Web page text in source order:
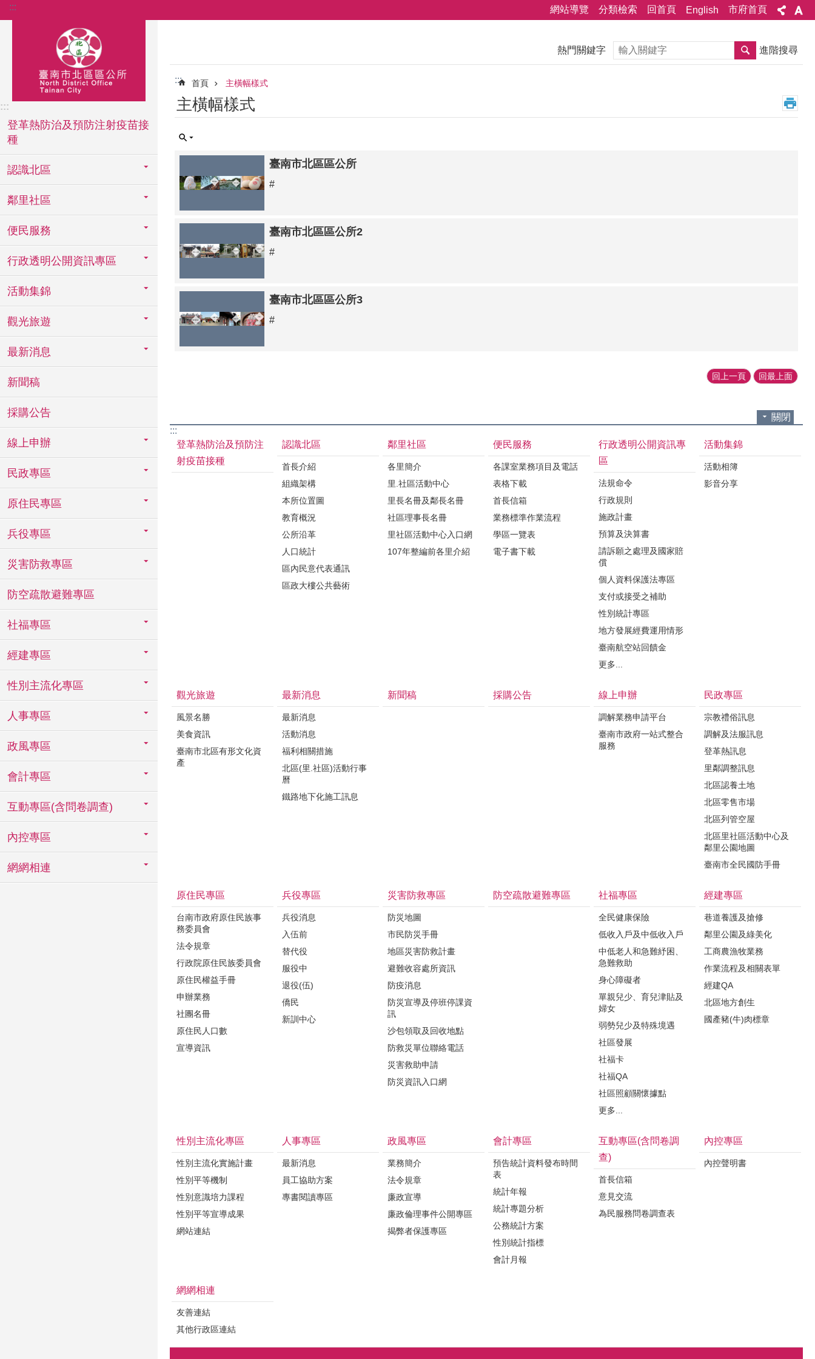
跳到主要內容區塊
::: 網站導覽 分類檢索 回首頁 English 市府首頁
:::
登革熱防治及預防注射疫苗接
種
認識北區
鄰里社區
便民服務
行政透明公開資訊專區
活動集錦
觀光旅遊
最新消息
新聞稿
採購公告
線上申辦
民政專區
原住民專區
兵役專區
災害防救專區
防空疏散避難專區
社福專區
經建專區
性別主流化專區
人事專區
政風專區
會計專區
互動專區(含問卷調查)
內控專區
網網相連
熱門關鍵字 搜尋 進階搜尋
::: 首頁 主橫幅樣式
主橫幅樣式
臺南市北區區公所
#
臺南市北區區公所2
#
臺南市北區區公所3
#
回上一頁 回最上面
關閉
:::
登革熱防治及預防注
射疫苗接種
認識北區
首長介紹
組織架構
本所位置圖
教育概況
公所沿革
人口統計
區內民意代表通訊
區政大樓公共藝術
鄰里社區
各里簡介
里.社區活動中心
里長名冊及鄰長名冊
社區理事長名冊
里社區活動中心入口網
107年整編前各里介紹
便民服務
各課室業務項目及電話
表格下載
首長信箱
業務標準作業流程
學區一覽表
電子書下載
行政透明公開資訊專
區
法規命令
行政規則
施政計畫
預算及決算書
請訴願之處理及國家賠
償
個人資料保護法專區
支付或接受之補助
性別統計專區
地方發展經費運用情形
臺南航空站回饋金
更多...
活動集錦
活動相簿
影音分享
觀光旅遊
風景名勝
美食資訊
臺南市北區有形文化資
產
最新消息
最新消息
活動消息
福利相關措施
北區(里.社區)活動行事
曆
鐵路地下化施工訊息
新聞稿 採購公告 線上申辦
調解業務申請平台
臺南市政府一站式整合
服務
民政專區
宗教禮俗訊息
調解及法服訊息
登革熱訊息
里鄰調整訊息
北區認養土地
北區零售市場
北區列管空屋
北區里社區活動中心及
鄰里公園地圖
臺南市全民國防手冊
原住民專區
台南市政府原住民族事
務委員會
法令規章
行政院原住民族委員會
原住民權益手冊
申辦業務
社團名冊
原住民人口數
宣導資訊
兵役專區
兵役消息
入伍前
替代役
服役中
退役(伍)
僑民
新訓中心
災害防救專區
防災地圖
市民防災手冊
地區災害防救計畫
避難收容處所資訊
防疫消息
防災宣導及停班停課資
訊
沙包領取及回收地點
防救災單位聯絡電話
災害救助申請
防災資訊入口網
防空疏散避難專區 社福專區
全民健康保險
低收入戶及中低收入戶
中低老人和急難紓困、
急難救助
身心障礙者
單親兒少、育兒津貼及
婦女
弱勢兒少及特殊境遇
社區發展
社福卡
社福QA
社區照顧關懷據點
更多...
經建專區
巷道養護及搶修
鄰里公園及綠美化
工商農漁牧業務
作業流程及相關表單
經建QA
北區地方創生
國產豬(牛)肉標章
性別主流化專區
性別主流化實施計畫
性別平等機制
性別意識培力課程
性別平等宣導成果
網站連結
人事專區
最新消息
員工協助方案
專書閱讀專區
政風專區
業務簡介
法令規章
廉政宣導
廉政倫理事件公開專區
揭弊者保護專區
會計專區
預告統計資料發布時間
表
統計年報
統計專題分析
公務統計方案
性別統計指標
會計月報
互動專區(含問卷調
查)
首長信箱
意見交流
為民服務問卷調查表
內控專區
內控聲明書
網網相連
友善連結
其他行政區連結